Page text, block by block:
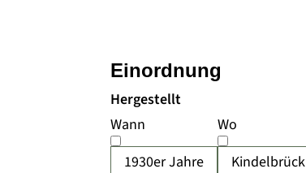
Hergestellt
Wann
1930er Jahre
Wo
Kindelbrück
Einordnung